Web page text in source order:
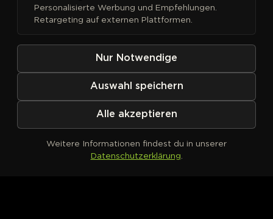
Kein Produkt definiert
Personalisierte Werbung und Empfehlungen.
Retargeting auf externen Plattformen.
Nur Notwendige
Auswahl speichern
Alle akzeptieren
Weitere Informationen findest du in unserer
Datenschutzerklärung